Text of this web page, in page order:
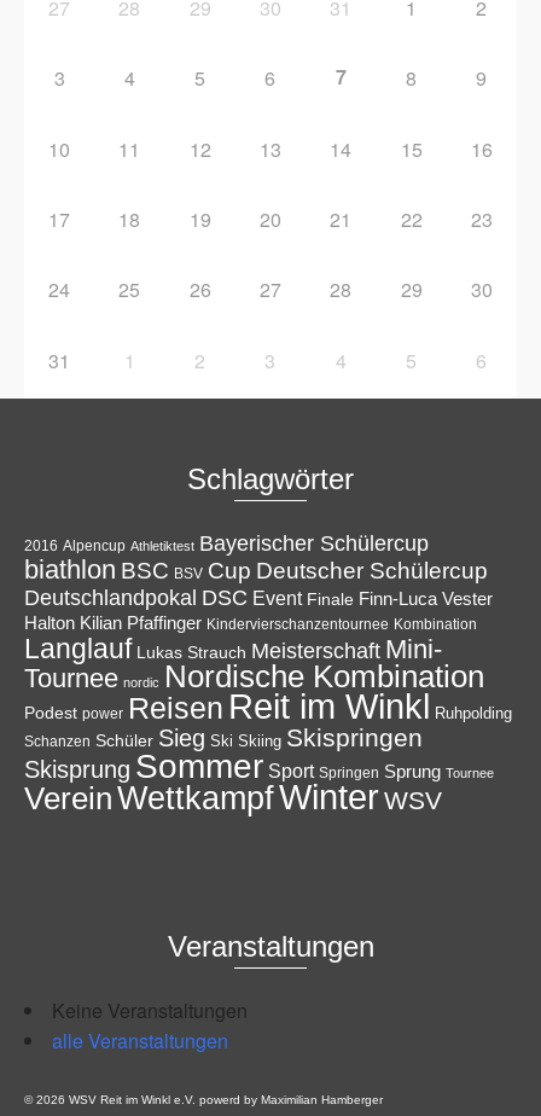
27 28 29 30 31 1 2
3 4 5 6 7 8 9
10 11 12 13 14 15 16
17 18 19 20 21 22 23
24 25 26 27 28 29 30
31 1 2 3 4 5 6
Schlagwörter
2016 Alpencup Athletiktest Bayerischer Schülercup
biathlon BSC BSV Cup Deutscher Schülercup
Deutschlandpokal DSC Event Finale Finn-Luca Vester
Halton Kilian Pfaffinger Kindervierschanzentournee Kombination
Langlauf Lukas Strauch Meisterschaft Mini-
Tournee nordic Nordische Kombination
Podest power Reisen Reit im Winkl Ruhpolding
Schanzen Schüler Sieg Ski Skiing Skispringen
Skisprung Sommer Sport Springen Sprung Tournee
VereinWettkampfWinterWSV
Veranstaltungen
Keine Veranstaltungen
alle Veranstaltungen
© 2026 WSV Reit im Winkl e.V. powerd by Maximilian Hamberger